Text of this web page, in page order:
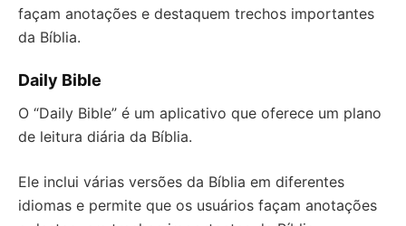
façam anotações e destaquem trechos importantes
da Bíblia.
Daily Bible
O “Daily Bible” é um aplicativo que oferece um plano
de leitura diária da Bíblia.
Ele inclui várias versões da Bíblia em diferentes
idiomas e permite que os usuários façam anotações